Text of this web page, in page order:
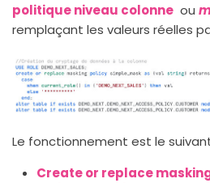
politique niveau colonne ou
remplaçant les valeurs réelles
Le fonctionnement est le
Create or replace